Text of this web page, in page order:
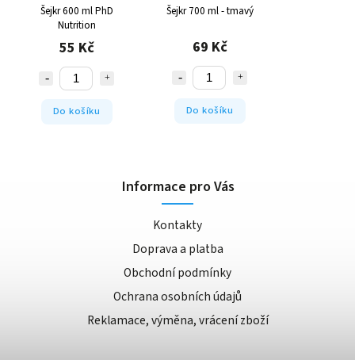
Šejkr 600 ml PhD
Nutrition
55 Kč
Do košíku
Šejkr 700 ml - tmavý
69 Kč
Do košíku
Informace pro Vás
Kontakty
Doprava a platba
Obchodní podmínky
Ochrana osobních údajů
Reklamace, výměna, vrácení zboží